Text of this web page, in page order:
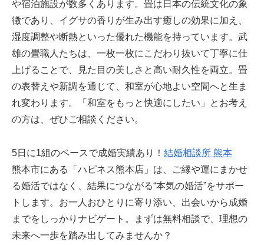
や宿泊施設が数多くあります。畳は日本の伝統文化の象
徴であり、イグサの香りが生み出す癒しの効果に加え、
湿度調整や断熱といった優れた機能を持っています。武
雄の畳職人たちは、一枚一枚にこだわり抜いて丁寧に仕
上げることで、見た目の美しさと高い耐久性を両立。畳
の表替えや新調を通じて、和室が心地よい空間へと生ま
れ変わります。「和室をもっと快適にしたい」とお考え
の方は、ぜひご相談ください。
5日に1組のペースで成婚実績あり！ 結婚相談所 熊本
熊本市にある「ハピネス熊本店」は、ご縁や運にまかせ
る婚活ではなく、結果につながる“本気の婚活”をサポー
トします。お一人おひとりに寄り添い、出会いから成婚
までをしっかりナビゲート。まずは無料相談で、理想の
未来へ一歩を踏み出してみませんか？